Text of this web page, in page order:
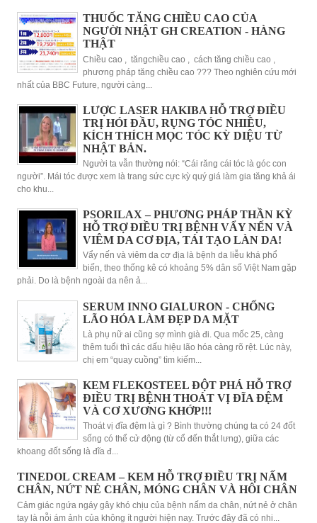
THUỐC TĂNG CHIỀU CAO CỦA
NGƯỜI NHẬT GH CREATION - HÀNG
THẬT
Chiều cao , tăngchiều cao , cách tăng chiều cao ,
phương pháp tăng chiều cao ??? Theo nghiên cứu mới
nhất của BBC Future, người càng...
LƯỢC LASER HAKIBA HỖ TRỢ ĐIỀU
TRỊ HÓI ĐẦU, RỤNG TÓC NHIỀU,
KÍCH THÍCH MỌC TÓC KỲ DIỆU TỪ
NHẬT BẢN.
Người ta vẫn thường nói: “Cái răng cái tóc là góc con
người”. Mái tóc được xem là trang sức cực kỳ quý giá làm gia tăng khả ái
cho khu...
PSORILAX – PHƯƠNG PHÁP THẦN KỲ
HỖ TRỢ ĐIỀU TRỊ BỆNH VẨY NẾN VÀ
VIÊM DA CƠ ĐỊA, TÁI TẠO LÀN DA!
Vẩy nến và viêm da cơ địa là bệnh da liễu khá phổ
biến, theo thống kê có khoảng 5% dân số Việt Nam gặp
phải. Do là bệnh ngoài da nên ả...
SERUM INNO GIALURON - CHỐNG
LÃO HÓA LÀM ĐẸP DA MẶT
Là phụ nữ ai cũng sợ mình già đi. Qua mốc 25, càng
thêm tuổi thì các dấu hiệu lão hóa càng rõ rệt. Lúc này,
chị em “quay cuồng” tìm kiếm...
KEM FLEKOSTEEL ĐỘT PHÁ HỖ TRỢ
ĐIỀU TRỊ BỆNH THOÁT VỊ ĐĨA ĐỆM
VÀ CƠ XƯƠNG KHỚP!!!
Thoát vị đĩa đệm là gì ? Bình thường chúng ta có 24 đốt
sống có thể cử động (từ cổ đến thắt lưng), giữa các
khoang đốt sống là đĩa đ...
TINEDOL CREAM – KEM HỖ TRỢ ĐIỀU TRỊ NẤM
CHÂN, NỨT NẺ CHÂN, MÓNG CHÂN VÀ HÔI CHÂN
Cảm giác ngứa ngáy gây khó chịu của bệnh nấm da chân, nứt nẻ ở chân
tay là nỗi ám ảnh của không ít người hiện nay. Trước đây đã có nhi...